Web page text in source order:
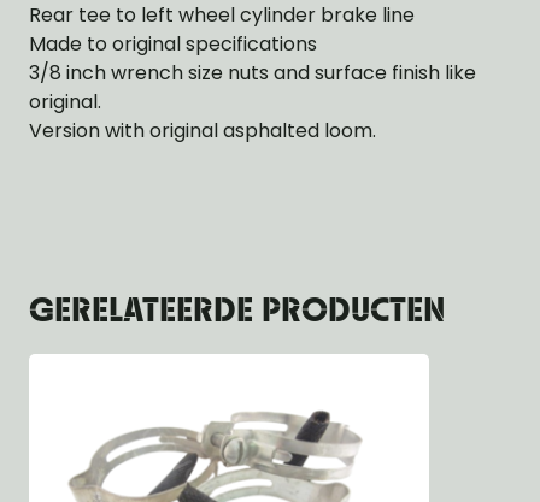
Rear tee to left wheel cylinder brake line
Made to original specifications
3/8 inch wrench size nuts and surface finish like
original.
Version with original asphalted loom.
GERELATEERDE PRODUCTEN